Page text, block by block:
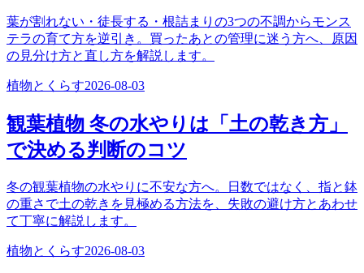
葉が割れない・徒長する・根詰まりの3つの不調からモンス
テラの育て方を逆引き。買ったあとの管理に迷う方へ、原因
の見分け方と直し方を解説します。
植物とくらす2026-08-03
観葉植物 冬の水やりは「土の乾き方」
で決める判断のコツ
冬の観葉植物の水やりに不安な方へ。日数ではなく、指と鉢
の重さで土の乾きを見極める方法を、失敗の避け方とあわせ
て丁寧に解説します。
植物とくらす2026-08-03